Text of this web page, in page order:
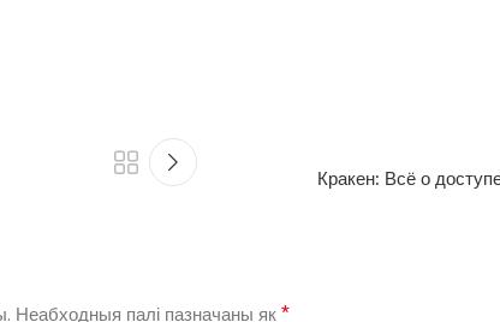
Кракен: Всё о
Неабходныя палі пазначаны як*